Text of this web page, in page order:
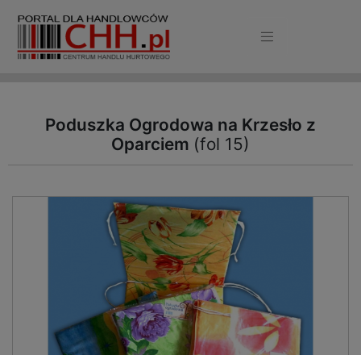
Poduszka Ogrodowa na Krzesło z
Oparciem (fol 15)